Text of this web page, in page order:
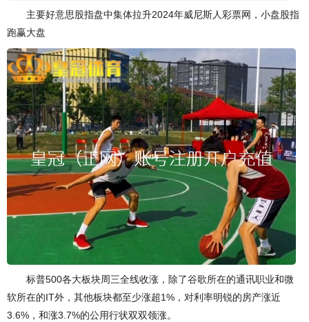
主要好意思股指盘中集体拉升2024年威尼斯人彩票网，小盘股指
跑赢大盘
标普500各大板块周三全线收涨，除了谷歌所在的通讯职业和微
软所在的IT外，其他板块都至少涨超1%，对利率明锐的房产涨近
3.6%，和涨3.7%的公用行状双双领涨。